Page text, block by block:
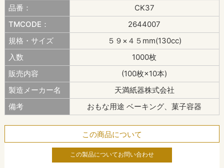
品番：
CK37
TMCODE：
2644007
規格・サイズ
５９×４５mm(130cc)
入数
1000枚
販売内容
(100枚×10本)
製造メーカー名
天満紙器株式会社
備考
おもな用途 ベーキング、菓子容器
この商品について
この製品についてお問い合わせ